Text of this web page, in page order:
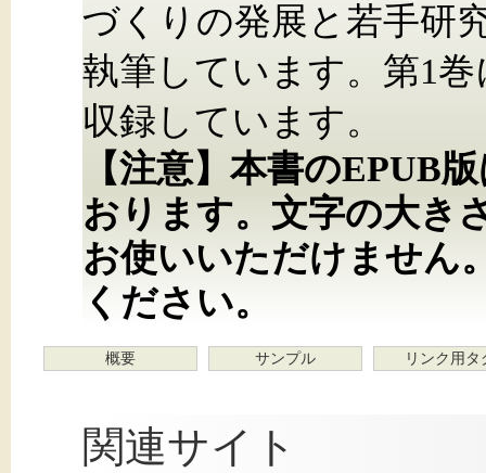
づくりの発展と若手研
執筆しています。第1巻
収録しています。
【注意】本書のEPUB
おります。文字の大き
お使いいただけません
ください。
概要 サンプル リンク用タ
関連サイト